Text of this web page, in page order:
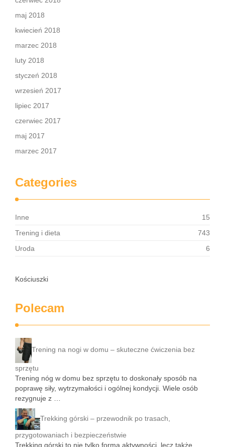
maj 2018
kwiecień 2018
marzec 2018
luty 2018
styczeń 2018
wrzesień 2017
lipiec 2017
czerwiec 2017
maj 2017
marzec 2017
Categories
Inne
15
Trening i dieta
743
Uroda
6
Kościuszki
Polecam
Trening na nogi w domu – skuteczne ćwiczenia bez
sprzętu
Trening nóg w domu bez sprzętu to doskonały sposób na
poprawę siły, wytrzymałości i ogólnej kondycji. Wiele osób
rezygnuje z …
Trekking górski – przewodnik po trasach,
przygotowaniach i bezpieczeństwie
Trekking górski to nie tylko forma aktywności, lecz także